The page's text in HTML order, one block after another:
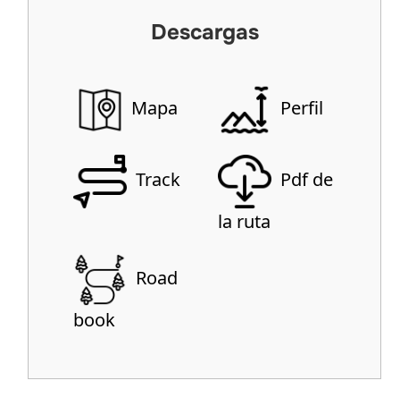
Descargas
Mapa Perfil
Track
Pdf de
la ruta
Road
book